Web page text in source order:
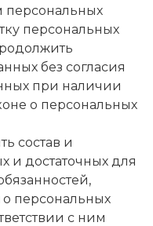
персональных
персональных
без согласия
при наличии
о персональных
состав и
и достаточных для
персональных
с ним